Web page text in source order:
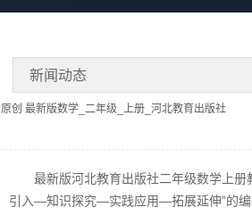
新闻动态
原创 最新版数学_二年级_上册_河北教育出版社
最新版河北教育出版社二年级数学上册
引入—知识探究—实践应用—拓展延伸”的编